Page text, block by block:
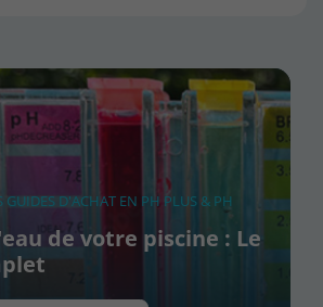
de votre piscine : Le